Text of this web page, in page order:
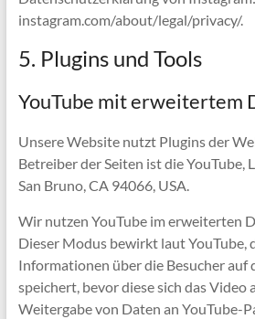
instagram.com/about/legal/privacy/.
5. Plugins und Tools
YouTube mit erweitertem
Unsere Website nutzt Plugins der
Betreiber der Seiten ist die YouTube,
San Bruno, CA 94066, USA.
Wir nutzen YouTube im erweiterten
Dieser Modus bewirkt laut YouTube,
Informationen über die Besucher auf
speichert, bevor diese sich das Video
Weitergabe von Daten an YouTube-